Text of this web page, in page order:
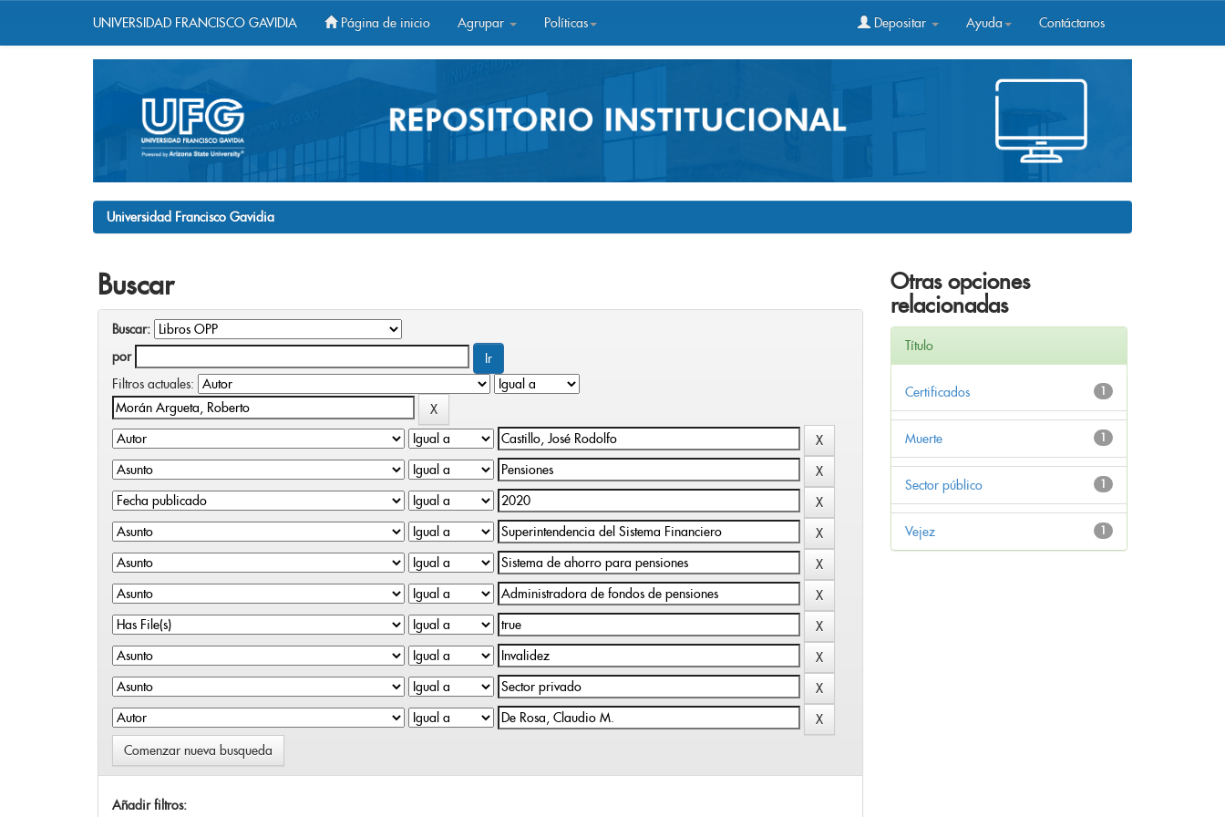
UNIVERSIDAD FRANCISCO GAVIDIA Página de inicio Agrupar Políticas Depositar Ayuda Contáctanos
Universidad Francisco Gavidia
Buscar
Buscar:
por
Filtros actuales:
Comenzar nueva busqueda
Añadir filtros:
Otras opciones
relacionadas
Título
1
Certificados
1
Muerte
1
Sector público
1
Vejez